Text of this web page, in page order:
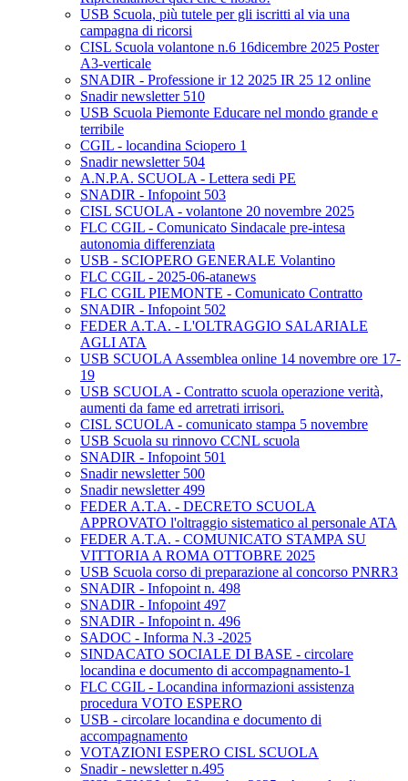
USB Scuola, più tutele per gli iscritti al via una
campagna di ricorsi
CISL Scuola volantone n.6 16dicembre 2025 Poster
A3-verticale
SNADIR - Professione ir 12 2025 IR 25 12 online
Snadir newsletter 510
USB Scuola Piemonte Educare nel mondo grande e
terribile
CGIL - locandina Sciopero 1
Snadir newsletter 504
A.N.P.A. SCUOLA - Lettera sedi PE
SNADIR - Infopoint 503
CISL SCUOLA - volantone 20 novembre 2025
FLC CGIL - Comunicato Sindacale pre-intesa
autonomia differenziata
USB - SCIOPERO GENERALE Volantino
FLC CGIL - 2025-06-atanews
FLC CGIL PIEMONTE - Comunicato Contratto
SNADIR - Infopoint 502
FEDER A.T.A. - L'OLTRAGGIO SALARIALE
AGLI ATA
USB SCUOLA Assemblea online 14 novembre ore 17-
19
USB SCUOLA - Contratto scuola operazione verità,
aumenti da fame ed arretrati irrisori.
CISL SCUOLA - comunicato stampa 5 novembre
USB Scuola su rinnovo CCNL scuola
SNADIR - Infopoint 501
Snadir newsletter 500
Snadir newsletter 499
FEDER A.T.A. - DECRETO SCUOLA
APPROVATO l'oltraggio sistematico al personale ATA
FEDER A.T.A. - COMUNICATO STAMPA SU
VITTORIA A ROMA OTTOBRE 2025
USB Scuola corso di preparazione al concorso PNRR3
SNADIR - Infopoint n. 498
SNADIR - Infopoint 497
SNADIR - Infopoint n. 496
SADOC - Informa N.3 -2025
SINDACATO SOCIALE DI BASE - circolare
locandina e documento di accompagnamento-1
FLC CGIL - Locandina informazioni assistenza
procedura VOTO ESPERO
USB - circolare locandina e documento di
accompagnamento
VOTAZIONI ESPERO CISL SCUOLA
Snadir - newsletter n.495